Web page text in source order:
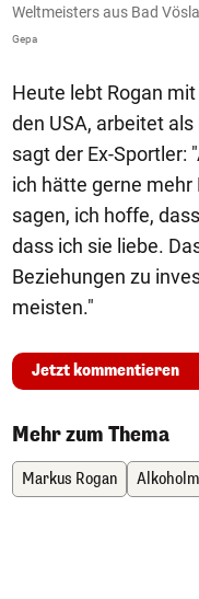
Weltmeisters aus Bad
Gepa
Heute lebt Rogan
den USA, arbeitet
sagt der Ex-Sportler:
ich hätte gerne mehr
sagen, ich hoffe,
dass ich sie liebe.
Beziehungen zu
meisten."
Jetzt kommentieren
Mehr zum Thema
Markus Rogan